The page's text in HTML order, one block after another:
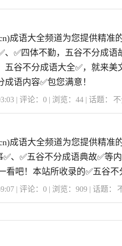
成语大全频道为您提供精准
、✅四体不勤，五谷不分成
五谷不分成语大全✅，就来
语内容✅包您满意！
| 评论： 0 | 浏览： 44 | 话题：
成语大全频道为您提供精准
✅、✅五谷不分成语典故✅等
看吧！本站所收录的✅五谷不
| 评论： 0 | 浏览： 909 | 话题：